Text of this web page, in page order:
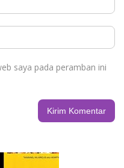
saya pada peramban ini